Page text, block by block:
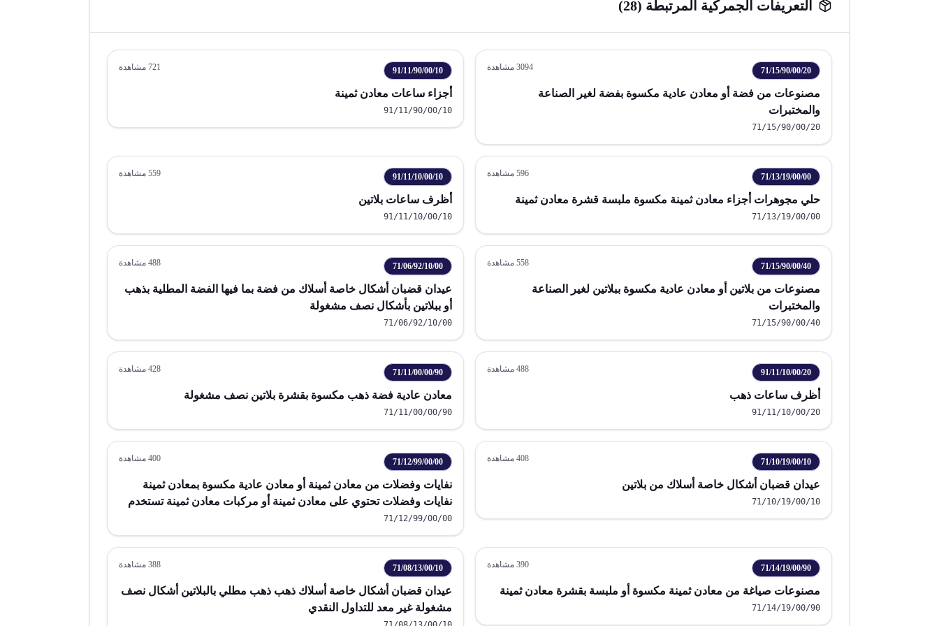
التعريفات الجمركية المرتبطة (28
)
71/15/90/00/20
3094 مشاهدة
مصنوعات من فضة أو معادن عادية مكسوة بفضة لغير الصناعة
والمختبرات
71/15/90/00/20
91/11/90/00/10
721 مشاهدة
أجزاء ساعات معادن ثمينة
91/11/90/00/10
71/13/19/00/00
596 مشاهدة
حلي مجوهرات أجزاء معادن ثمينة مكسوة ملبسة قشرة معادن ثمينة
71/13/19/00/00
91/11/10/00/10
559 مشاهدة
أظرف ساعات بلاتين
91/11/10/00/10
71/15/90/00/40
558 مشاهدة
مصنوعات من بلاتين أو معادن عادية مكسوة ببلاتين لغير الصناعة
والمختبرات
71/15/90/00/40
71/06/92/10/00
488 مشاهدة
عيدان قضبان أشكال خاصة أسلاك من فضة بما فيها الفضة المطلية بذهب
أو ببلاتين بأشكال نصف مشغولة
71/06/92/10/00
91/11/10/00/20
488 مشاهدة
أظرف ساعات ذهب
91/11/10/00/20
71/11/00/00/90
428 مشاهدة
معادن عادية فضة ذهب مكسوة بقشرة بلاتين نصف مشغولة
71/11/00/00/90
71/10/19/00/10
408 مشاهدة
عيدان قضبان أشكال خاصة أسلاك من بلاتين
71/10/19/00/10
71/12/99/00/00
400 مشاهدة
نفايات وفضلات من معادن ثمينة أو معادن عادية مكسوة بمعادن ثمينة
نفايات وفضلات تحتوي على معادن ثمينة أو مركبات معادن ثمينة تستخدم
لاسترجاع المعادن الثمينة
71/12/99/00/00
71/14/19/00/90
390 مشاهدة
مصنوعات صياغة من معادن ثمينة مكسوة أو ملبسة بقشرة معادن ثمينة
71/14/19/00/90
71/08/13/00/10
388 مشاهدة
عيدان قضبان أشكال خاصة أسلاك ذهب ذهب مطلي بالبلاتين أشكال نصف
مشغولة غير معد للتداول النقدي